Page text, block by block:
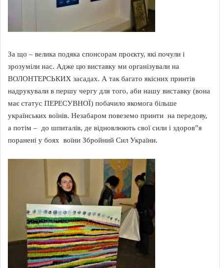
За що – велика подяка спонсорам проєкту, які почули і
зрозуміли нас. Адже цю виставку ми організували на
ВОЛОНТЕРСЬКИХ засадах. А так багато якісних принтів
надрукували в першу чергу для того, аби нашу виставку (вона
має статус ПЕРЕСУВНОЇ) побачило якомога більше
українських воїнів. Незабаром повеземо принти на передову,
а потім – до шпиталів, де відновлюють свої сили і здоров”я
поранені у боях воїни Збройний Сил України.